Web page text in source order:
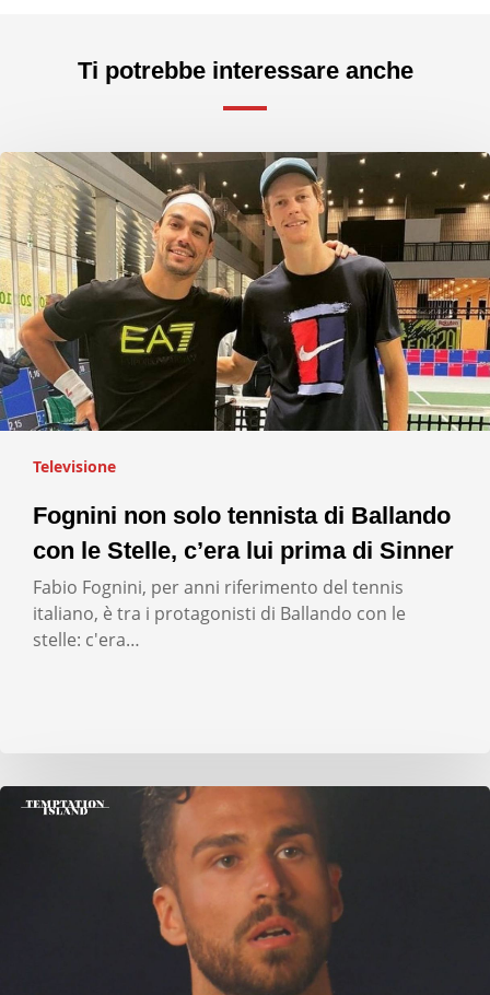
Ti potrebbe interessare anche
Televisione
Fognini non solo tennista di Ballando
con le Stelle, c’era lui prima di Sinner
Fabio Fognini, per anni riferimento del tennis
italiano, è tra i protagonisti di Ballando con le
stelle: c'era…